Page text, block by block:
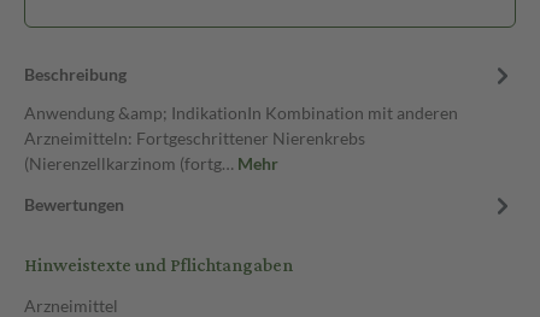
Beschreibung
Anwendung &amp; IndikationIn Kombination mit anderen
Arzneimitteln: Fortgeschrittener Nierenkrebs
(Nierenzellkarzinom (fortg… Mehr
Bewertungen
Hinweistexte und Pflichtangaben
Arzneimittel